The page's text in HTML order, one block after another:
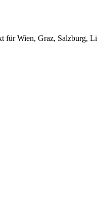
für Wien, Graz, Salzburg,